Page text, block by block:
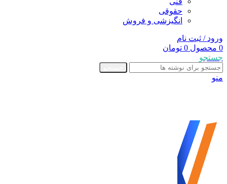
حقوقی
انگیزشی و فروش
ورود / ثبت نام
0 محصول 0 تومان
جستجو
منو